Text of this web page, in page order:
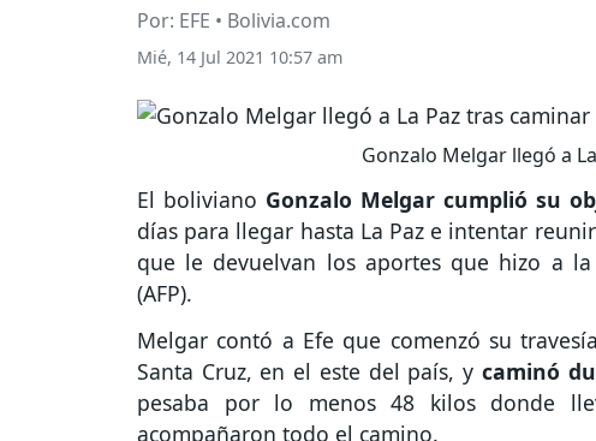
Por: EFE • Bolivia.com
Mié, 14 Jul 2021 10:57 am
Gonzalo Melgar llegó a
El boliviano Gonzalo Melgar cumplió su
días para llegar hasta La Paz e intentar
que le devuelvan los aportes que hizo a
(AFP).
Melgar contó a Efe que comenzó su
Santa Cruz, en el este del país, y caminó
pesaba por lo menos 48 kilos donde
acompañaron todo el camino.